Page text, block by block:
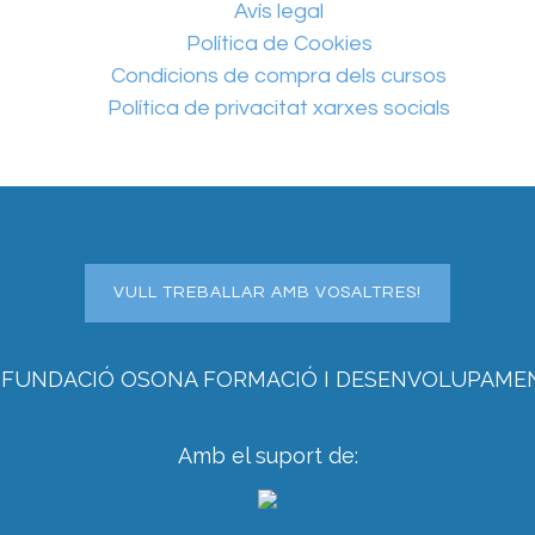
Avís legal
Política de Cookies
Condicions de compra dels cursos
Política de privacitat xarxes socials
VULL TREBALLAR AMB VOSALTRES!
OSONA FORMACIÓ I
Amb el suport de: